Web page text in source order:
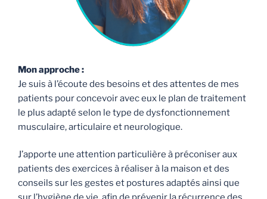
Mon approche :
Je suis à l’écoute des besoins et des attentes de mes
patients pour concevoir avec eux le plan de traitement
le plus adapté selon le type de dysfonctionnement
musculaire, articulaire et neurologique.
J’apporte une attention particulière à préconiser aux
patients des exercices à réaliser à la maison et des
conseils sur les gestes et postures adaptés ainsi que